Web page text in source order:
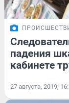
падения
кабинете
27 августа, 2019,